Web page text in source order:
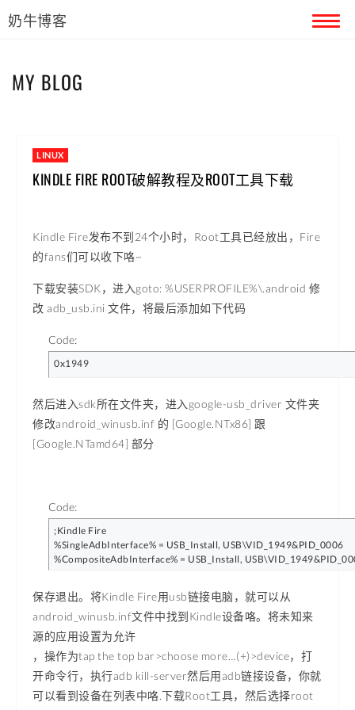
奶牛博客
MY BLOG
LINUX
KINDLE FIRE ROOT破解教程及ROOT工具下载
Kindle Fire发布不到24个小时，Root工具已经放出，Fire
的fans们可以收下咯~
下载安装SDK，进入goto: %USERPROFILE%\.android 修
改 adb_usb.ini 文件，将最后添加如下代码
Code:
0x1949
然后进入sdk所在文件夹，进入google-usb_driver 文件夹
修改android_winusb.inf 的 [Google.NTx86] 跟
[Google.NTamd64] 部分
Code:
;Kindle Fire
%SingleAdbInterface% = USB_Install, USB\VID_1949&PID_0006
%CompositeAdbInterface% = USB_Install,
保存退出。将Kindle Fire用usb链接电脑，就可以从
android_winusb.inf文件中找到Kindle设备咯。将未知来
源的应用设置为允许
，操作为tap the top bar>choose more…(+)>device，打
开命令行，执行adb kill-server然后用adb链接设备，你就
可以看到设备在列表中咯.下载Root工具，然后选择root